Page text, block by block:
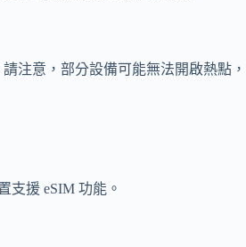
注意，部分設備可能無法開啟熱點
支援 eSIM 功能。